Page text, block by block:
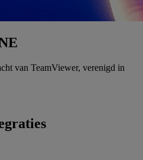
van TeamViewer, verenigd in